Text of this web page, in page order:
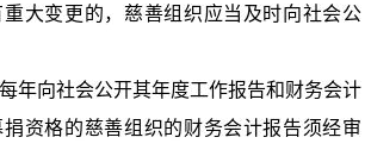
大变更的，慈善组织应当及时向社会公
年向社会公开其年度工作报告和财务会计
资格的慈善组织的财务会计报告须经审